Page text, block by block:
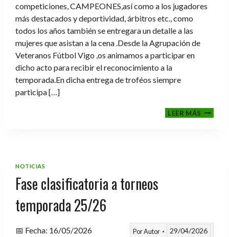
competiciones, CAMPEONES,así como a los jugadores
más destacados y deportividad, árbitros etc., como
todos los años también se entregara un detalle a las
mujeres que asistan a la cena .Desde la Agrupación de
Veteranos Fútbol Vigo ,os animamos a participar en
dicho acto para recibir el reconocimiento a la
temporada.En dicha entrega de troféos siempre
participa […]
LEER MÁSCENA-
NOTICIAS
Fase clasificatoria a torneos
temporada 25/26
PorAutor 29/04/2026
📅 Fecha: 16/05/2026